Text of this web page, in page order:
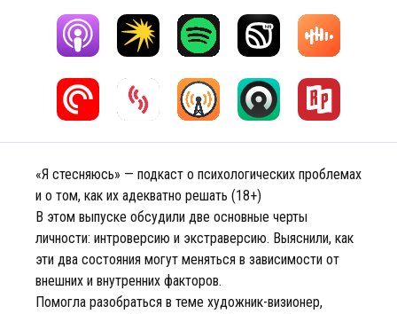
«Я стесняюсь» — подкаст о психологических проблемах
и о том, как их адекватно решать (18+)
В этом выпуске обсудили две основные черты
личности: интроверсию и экстраверсию. Выяснили, как
эти два состояния могут меняться в зависимости от
внешних и внутренних факторов.
Помогла разобраться в теме художник-визионер,